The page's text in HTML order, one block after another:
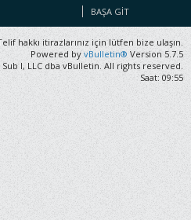
BAŞA GIT
hakkı itirazlarınız için lütfen bize ulaşın.
Powered by vBulletin® Version 5.7.5
I, LLC dba vBulletin. All rights reserved.
Saat: 09:55